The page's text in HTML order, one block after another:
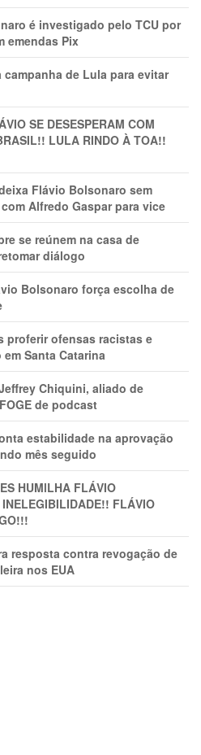
é investigado pelo TCU por
emendas Pix
campanha de Lula para evitar
SE DESESPERAM COM
LULA RINDO À TOA!!
Flávio Bolsonaro sem
Alfredo Gaspar para vice
se reúnem na casa de
diálogo
Bolsonaro força escolha de
proferir ofensas racistas e
Santa Catarina
Chiquini, aliado de
de podcast
estabilidade na aprovação
mês seguido
HUMlLHA FLÁVIO
FLÁVIO
resposta contra revogação de
nos EUA